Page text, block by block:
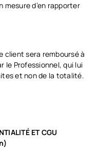
mesure d’en rapporter
client sera remboursé à
le Professionnel, qui lui
et non de la totalité.
ET CGU